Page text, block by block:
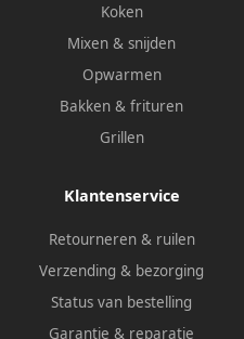
Koken
Mixen & snijden
Opwarmen
Bakken & frituren
Grillen
Klantenservice
Retourneren & ruilen
Verzending & bezorging
Status van bestelling
Garantie & reparatie